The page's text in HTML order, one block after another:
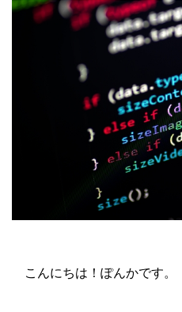
こんにちは！ぽんかです。